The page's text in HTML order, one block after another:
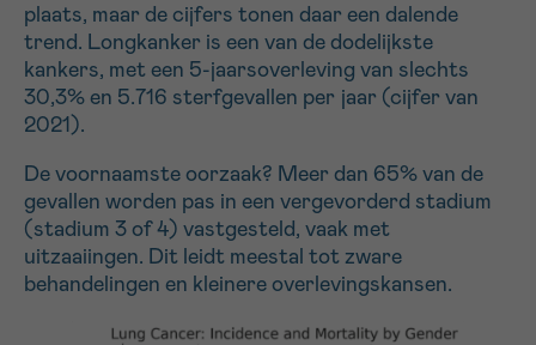
plaats, maar de cijfers tonen daar een dalende
trend. Longkanker is een van de dodelijkste
kankers, met een 5-jaarsoverleving van slechts
30,3% en 5.716 sterfgevallen per jaar (cijfer van
2021).
De voornaamste oorzaak? Meer dan 65% van de
gevallen worden pas in een vergevorderd stadium
(stadium 3 of 4) vastgesteld, vaak met
uitzaaiingen. Dit leidt meestal tot zware
behandelingen en kleinere overlevingskansen.